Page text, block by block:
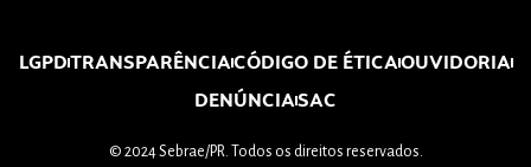
LGPDTRANSPARÊNCIACÓDIGO DE ÉTICAOUVIDORIA
DENÚNCIASAC
© 2024 Sebrae/PR. Todos os direitos reservados.